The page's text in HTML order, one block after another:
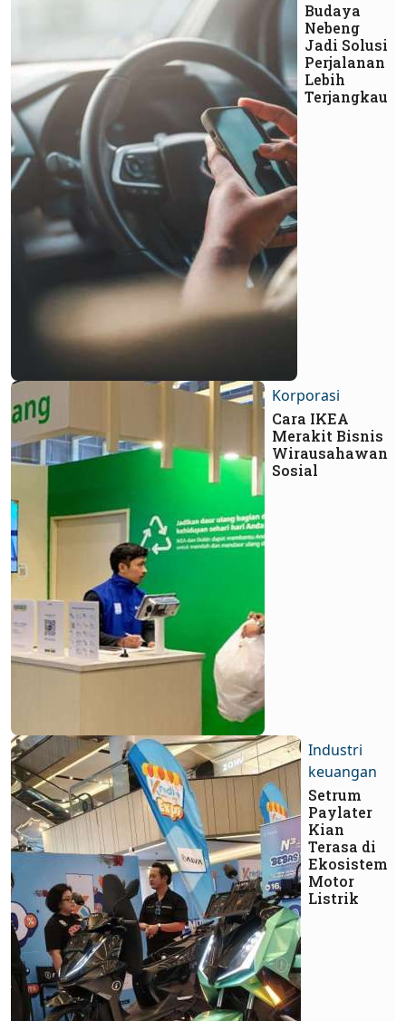
Budaya
Nebeng
Jadi Solusi
Perjalanan
Lebih
Terjangkau
Korporasi
Cara IKEA
Merakit Bisnis
Wirausahawan
Sosial
Industri
keuangan
Setrum
Paylater
Kian
Terasa di
Ekosistem
Motor
Listrik